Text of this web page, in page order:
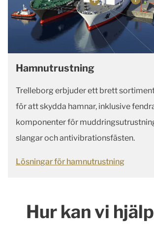
Hamnutrustning
Trelleborg erbjuder ett brett
för att skydda hamnar, inklusive
komponenter för
slangar och antivibrationsfästen.
Lösningar för hamnutrustning
Hur kan vi